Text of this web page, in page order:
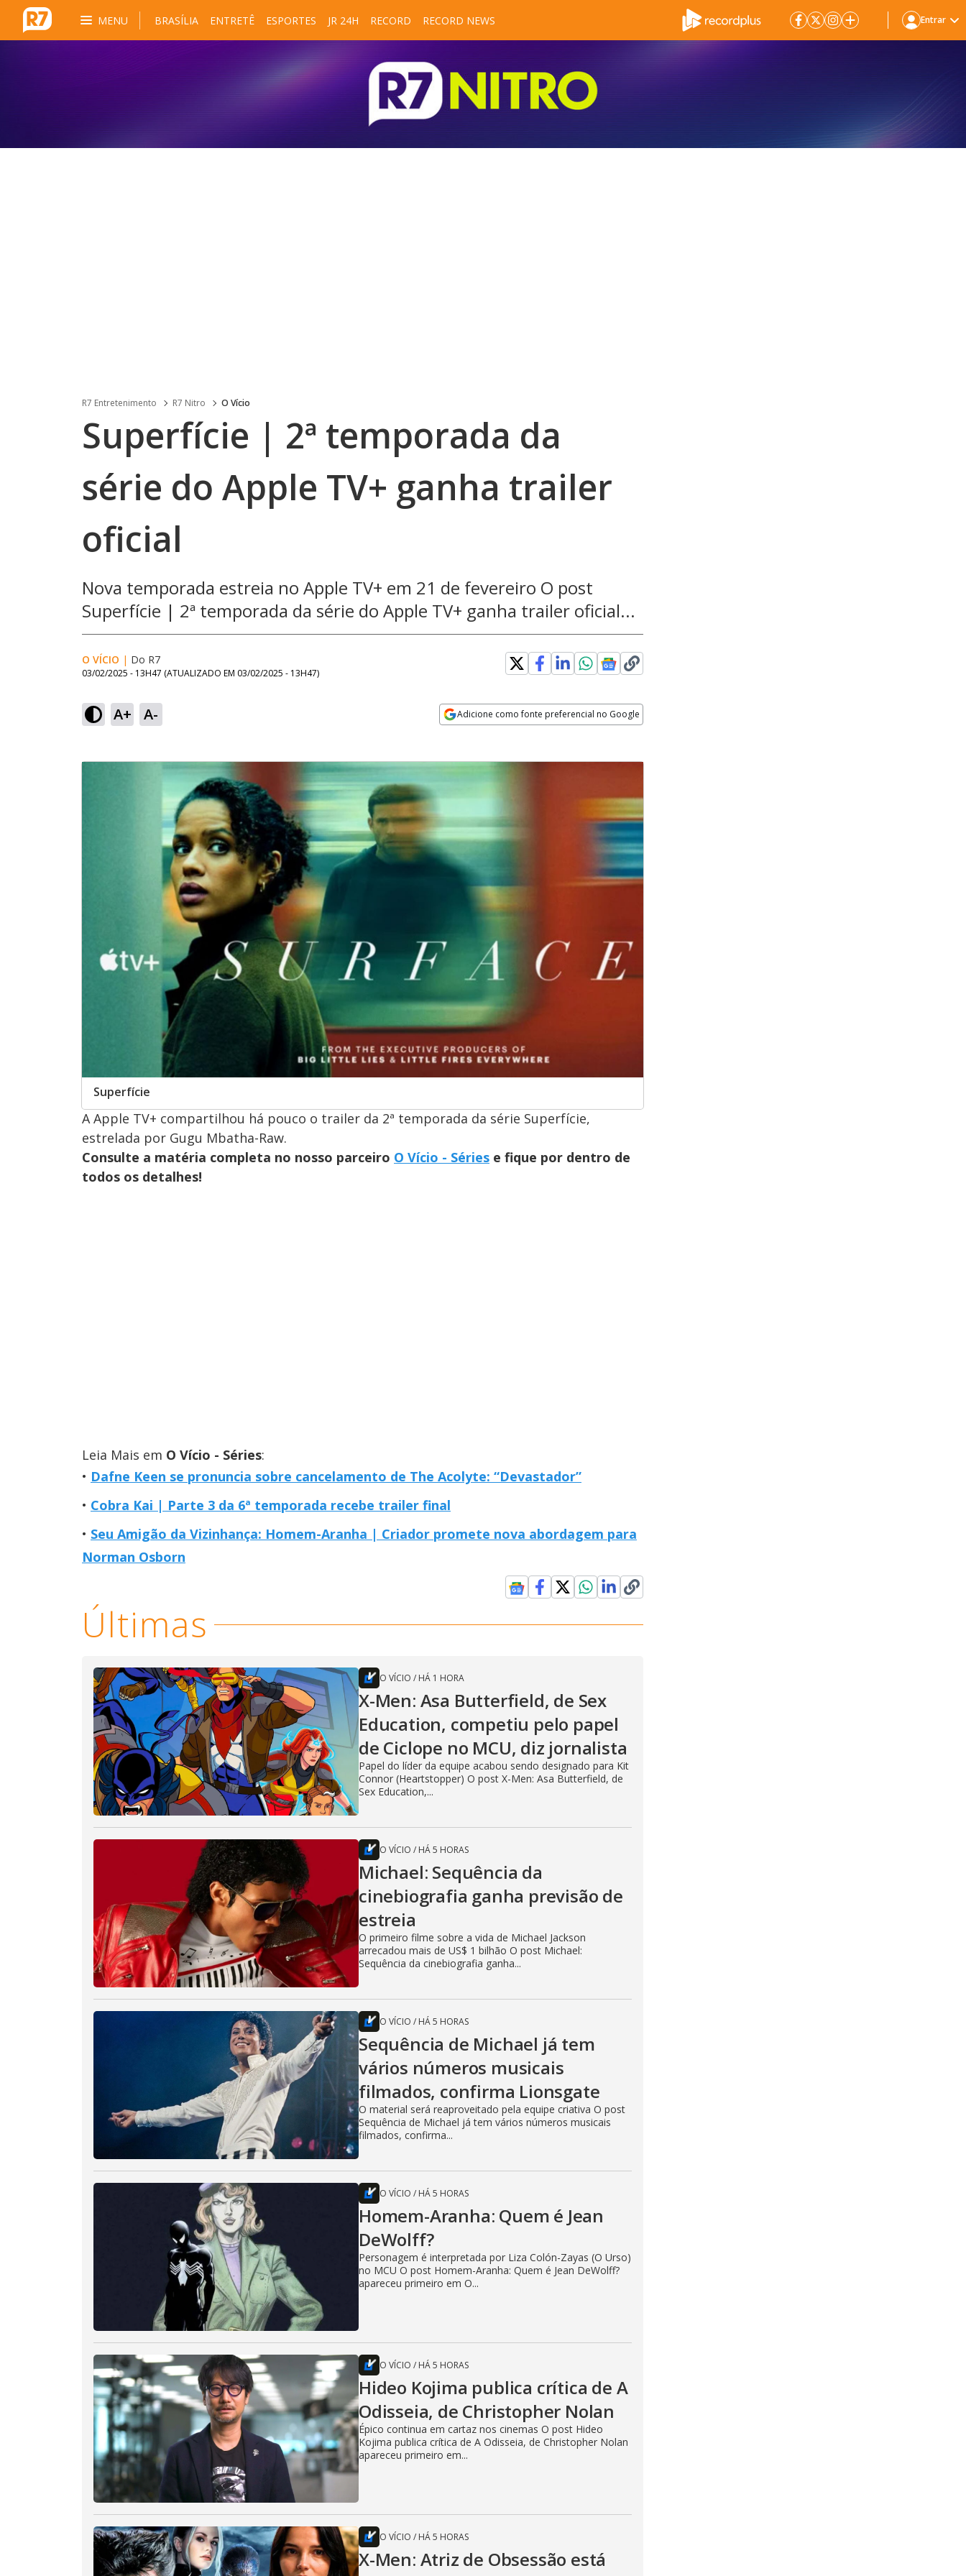
MENU BRASÍLIA ENTRETÊ ESPORTES JR 24H RECORD RECORD NEWS Entrar
R7 Entretenimento R7 Nitro O Vício
Superfície | 2ª temporada da
série do Apple TV+ ganha trailer
oficial
Nova temporada estreia no Apple TV+ em 21 de fevereiro O post
Superfície | 2ª temporada da série do Apple TV+ ganha trailer oficial...
O VÍCIO | Do R7
03/02/2025 - 13H47 (ATUALIZADO EM 03/02/2025 - 13H47)
A+ A- Adicione como fonte preferencial no Google
Superfície
A Apple TV+ compartilhou há pouco o trailer da 2ª temporada da série Superfície,
estrelada por Gugu Mbatha-Raw.
Consulte a matéria completa no nosso parceiro O Vício - Séries e fique por dentro de
todos os detalhes!
Leia Mais em O Vício - Séries:
Dafne Keen se pronuncia sobre cancelamento de The Acolyte: “Devastador”
Cobra Kai | Parte 3 da 6ª temporada recebe trailer final
Seu Amigão da Vizinhança: Homem-Aranha | Criador promete nova abordagem para
Norman Osborn
Últimas
O VÍCIO / HÁ 1 HORA
X-Men: Asa Butterfield, de Sex
Education, competiu pelo papel
de Ciclope no MCU, diz jornalista
Papel do líder da equipe acabou sendo designado para Kit
Connor (Heartstopper) O post X-Men: Asa Butterfield, de
Sex Education,...
O VÍCIO / HÁ 5 HORAS
Michael: Sequência da
cinebiografia ganha previsão de
estreia
O primeiro filme sobre a vida de Michael Jackson
arrecadou mais de US$ 1 bilhão O post Michael:
Sequência da cinebiografia ganha...
O VÍCIO / HÁ 5 HORAS
Sequência de Michael já tem
vários números musicais
filmados, confirma Lionsgate
O material será reaproveitado pela equipe criativa O post
Sequência de Michael já tem vários números musicais
filmados, confirma...
O VÍCIO / HÁ 5 HORAS
Homem-Aranha: Quem é Jean
DeWolff?
Personagem é interpretada por Liza Colón-Zayas (O Urso)
no MCU O post Homem-Aranha: Quem é Jean DeWolff?
apareceu primeiro em O...
O VÍCIO / HÁ 5 HORAS
Hideo Kojima publica crítica de A
Odisseia, de Christopher Nolan
Épico continua em cartaz nos cinemas O post Hideo
Kojima publica crítica de A Odisseia, de Christopher Nolan
apareceu primeiro em...
O VÍCIO / HÁ 5 HORAS
X-Men: Atriz de Obsessão está